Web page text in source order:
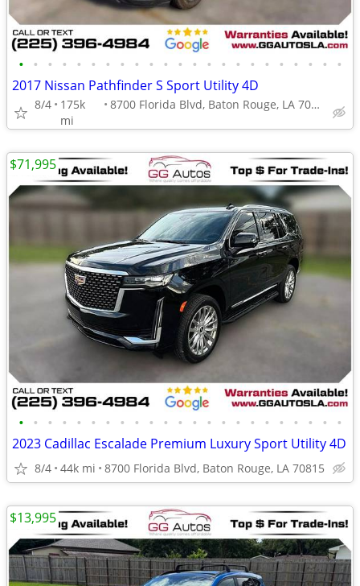
• • • • • • • • • • • • • • • • • • • • • • •
2017 Nissan Pathfinder S Sport Utility 4D
8/4
175k
mi
8700 Florida Blvd, Baton Rouge, LA 70815
• • • • • • • • • • • • • • • • • • • • • • •
2023 Cadillac Escalade Premium Luxury Sport Utility 4D
8/4 44k mi 8700 Florida Blvd, Baton Rouge, LA 70815
$71,995
$13,995